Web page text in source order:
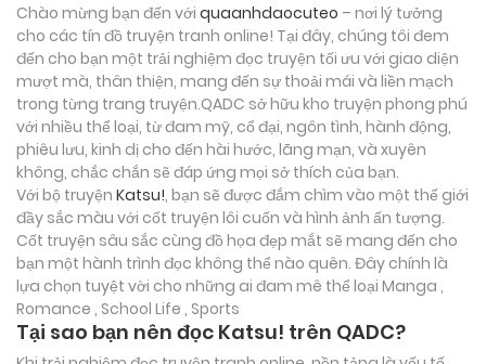
Chào mừng bạn đến với quaanhdaocuteo – nơi lý tưởng
cho các tín đồ truyện tranh online! Tại đây, chúng tôi đem
đến cho bạn một trải nghiệm đọc truyện tối ưu với giao diện
mượt mà, thân thiện, mang đến sự thoải mái và liền mạch
trong từng trang truyện.QADC sở hữu kho truyện phong phú
với nhiều thể loại, từ đam mỹ, cổ đại, ngôn tình, hành động,
phiêu lưu, kinh dị cho đến hài hước, lãng mạn, và xuyên
không, chắc chắn sẽ đáp ứng mọi sở thích của bạn.
Với bộ truyện Katsu!, bạn sẽ được đắm chìm vào một thế giới
đầy sắc màu với cốt truyện lôi cuốn và hình ảnh ấn tượng.
Cốt truyện sâu sắc cùng đồ họa đẹp mắt sẽ mang đến cho
bạn một hành trình đọc không thể nào quên. Đây chính là
lựa chọn tuyệt vời cho những ai đam mê thể loại Manga ,
Romance , School Life , Sports
Tại sao bạn nên đọc Katsu! trên QADC?